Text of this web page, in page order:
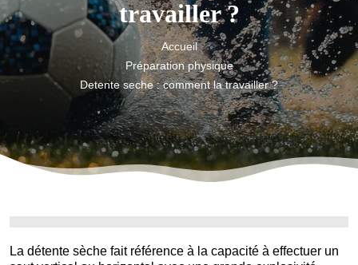
travailler ?
Accueil
Préparation physique
Detente seche : comment la travailler ?
La détente sèche fait référence à la capacité à effectuer un